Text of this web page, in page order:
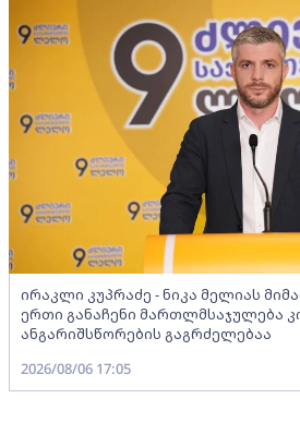
ირაკლი კუპრაძე - ნიკა მელიას
ერთი განაჩენი მართლმსაჯულება
ანგარიშსწორების გაგრძელებაა
2026/08/06 17:05